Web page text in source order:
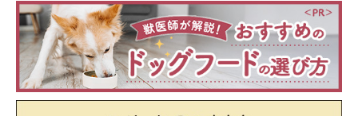
どれみはいろはを『ただの遊び相手』と思っている節もあるよう
ですが…2頭で遊んでいてどれみがやりすぎたときは、いろはが
注意していることもありますね」